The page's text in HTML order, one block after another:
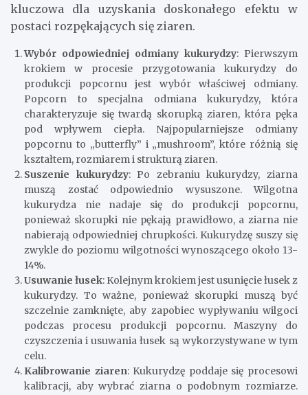
kluczowa dla uzyskania doskonałego efektu w
postaci rozpękających się ziaren.
Wybór odpowiedniej odmiany kukurydzy: Pierwszym
krokiem w procesie przygotowania kukurydzy do
produkcji popcornu jest wybór właściwej odmiany.
Popcorn to specjalna odmiana kukurydzy, która
charakteryzuje się twardą skorupką ziaren, która pęka
pod wpływem ciepła. Najpopularniejsze odmiany
popcornu to „butterfly” i „mushroom”, które różnią się
kształtem, rozmiarem i strukturą ziaren.
Suszenie kukurydzy: Po zebraniu kukurydzy, ziarna
muszą zostać odpowiednio wysuszone. Wilgotna
kukurydza nie nadaje się do produkcji popcornu,
ponieważ skorupki nie pękają prawidłowo, a ziarna nie
nabierają odpowiedniej chrupkości. Kukurydzę suszy się
zwykle do poziomu wilgotności wynoszącego około 13-
14%.
Usuwanie łusek: Kolejnym krokiem jest usunięcie łusek z
kukurydzy. To ważne, ponieważ skorupki muszą być
szczelnie zamknięte, aby zapobiec wypływaniu wilgoci
podczas procesu produkcji popcornu. Maszyny do
czyszczenia i usuwania łusek są wykorzystywane w tym
celu.
Kalibrowanie ziaren: Kukurydzę poddaje się procesowi
kalibracji, aby wybrać ziarna o podobnym rozmiarze.